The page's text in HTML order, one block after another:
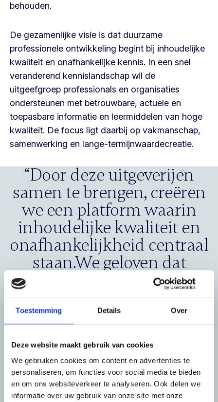
Toestemming Details Over
Deze website maakt gebruik van cookies
We gebruiken cookies om content en advertenties te
personaliseren, om functies voor social media te bieden
en om ons websiteverkeer te analyseren. Ook delen we
informatie over uw gebruik van onze site met onze
behouden.
De gezamenlijke visie is dat duurzame
professionele ontwikkeling begint bij inhoudelijke
kwaliteit en onafhankelijke kennis. In een snel
veranderend kennislandschap wil de
uitgeefgroep professionals en organisaties
ondersteunen met betrouwbare, actuele en
toepasbare informatie en leermiddelen van hoge
kwaliteit. De focus ligt daarbij op vakmanschap,
samenwerking en lange-termijnwaardecreatie.
Door deze uitgeverijen
samen te brengen, creëren
we een platform waarin
inhoudelijke kwaliteit en
onafhankelijkheid centraal
staan.We geloven dat
samenwerking tussen
gespecialiseerde uitgevers
leidt tot meer impact voor
uiteenlopende sectoren,
zonder dat dit ten koste
gaat van hun eigen